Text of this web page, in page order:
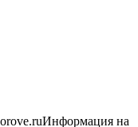
Информация на